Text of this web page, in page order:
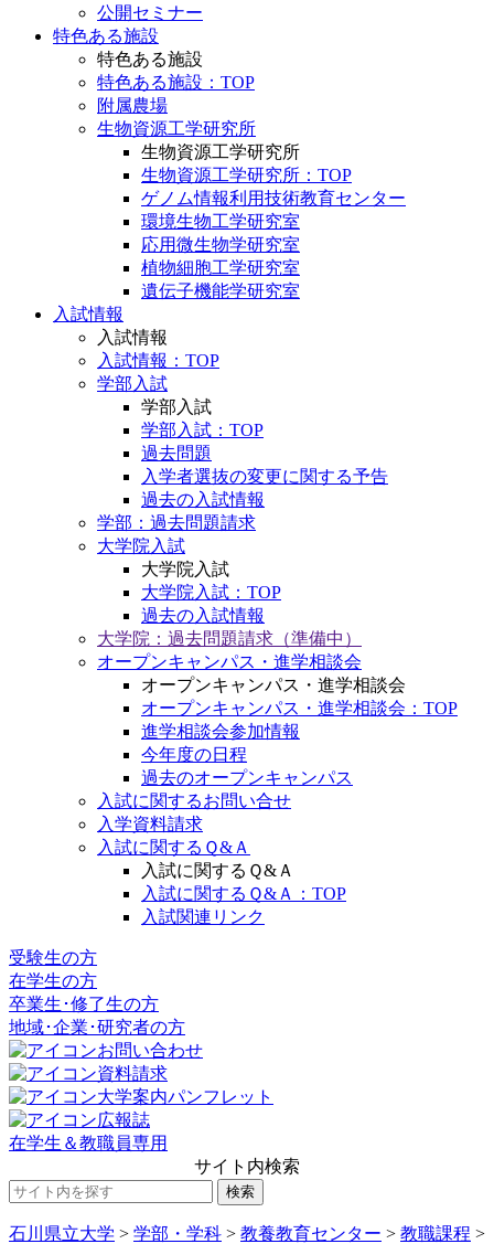
公開セミナー
特色ある施設
特色ある施設
特色ある施設：TOP
附属農場
生物資源工学研究所
生物資源工学研究所
生物資源工学研究所：TOP
ゲノム情報利用技術教育センター
環境生物工学研究室
応用微生物学研究室
植物細胞工学研究室
遺伝子機能学研究室
入試情報
入試情報
入試情報：TOP
学部入試
学部入試
学部入試：TOP
過去問題
入学者選抜の変更に関する予告
過去の入試情報
学部：過去問題請求
大学院入試
大学院入試
大学院入試：TOP
過去の入試情報
大学院：過去問題請求（準備中）
オープンキャンパス・進学相談会
オープンキャンパス・進学相談会
オープンキャンパス・進学相談会：TOP
進学相談会参加情報
今年度の日程
過去のオープンキャンパス
入試に関するお問い合せ
入学資料請求
入試に関するＱ&Ａ
入試に関するＱ&Ａ
入試に関するＱ&Ａ：TOP
入試関連リンク
受験生の方
在学生の方
卒業生･修了生の方
地域･企業･研究者の方
お問い合わせ
資料請求
大学案内パンフレット
広報誌
在学生＆教職員専用
サイト内検索
石川県立大学 > 学部・学科 > 教養教育センター > 教職課程 >